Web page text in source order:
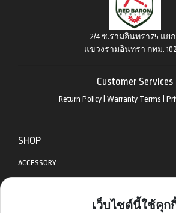
เว็บไซต์นี้ใช้คุก
2/4 ซ.รามอินทรา75 แยก
แขวงรามอินทรา กทม.
Customer Services
Return Policy| Warranty Terms
SHOP
ACCESSORY